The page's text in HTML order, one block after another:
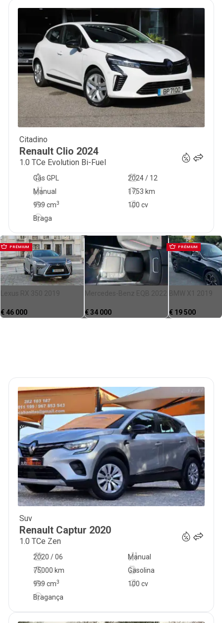
Citadino
Renault Clio 2024
1.0 TCe Evolution Bi-Fuel
2024 / 12
Manual
1753 km
100 cv
Gás GPL
999 cm3
Braga
PRÉMIUM
Lexus RX 350 2019
€ 46 000
Mercedes-Benz EQB 2022
€34 000
PRÉMIUM
BMW X1 2019
€ 19 500
Suv
Renault Captur 2020
1.0 TCe Zen
2020 / 06
Manual
75000 km
100 cv
Gasolina
999 cm3
Bragança